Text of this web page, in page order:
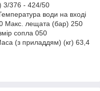
3/376 - 424/50
води на вході
Макс. лещата (бар) 250
сопла 050
(з приладдям) (кг) 63,4